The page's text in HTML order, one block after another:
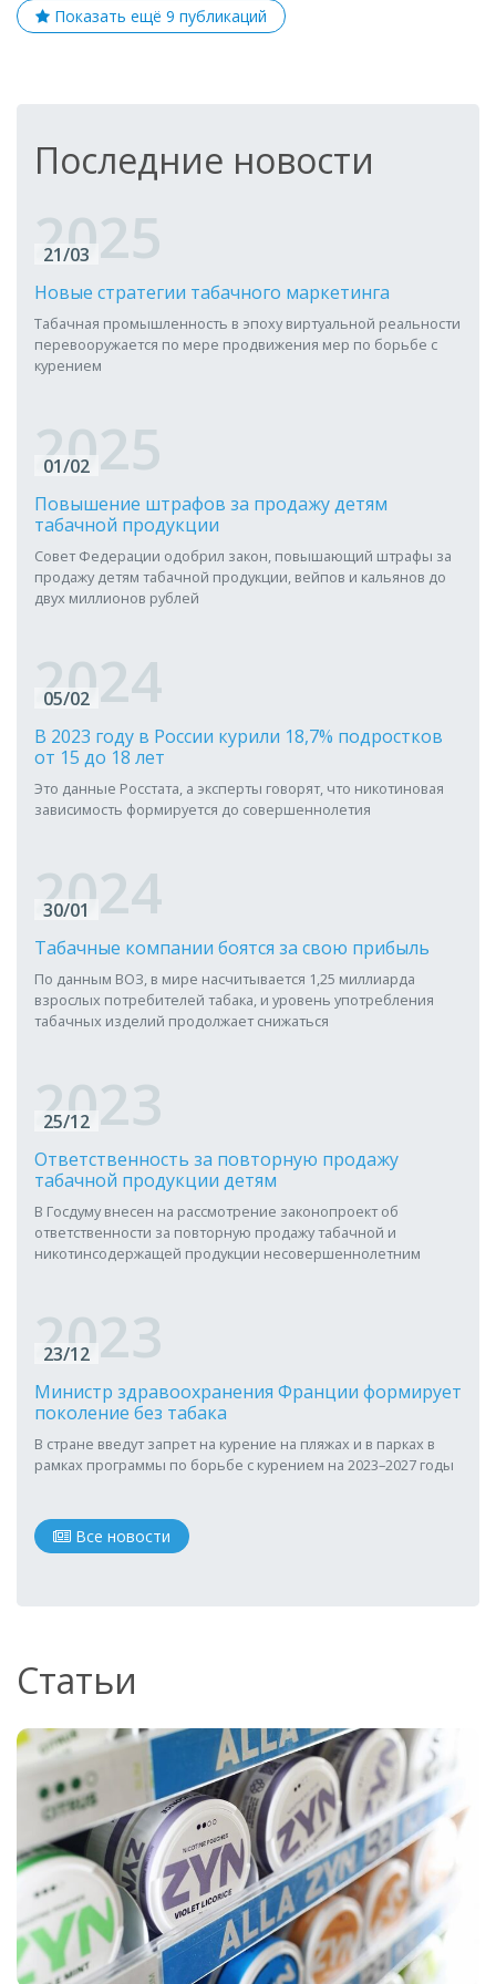
выживать, а жить, дыша полной грудью без кашля
Показать ещё 9 публикаций
Последние новости
2025
21/03
Новые стратегии табачного маркетинга
Табачная промышленность в эпоху виртуальной реальности
перевооружается по мере продвижения мер по борьбе с
курением
2025
01/02
Повышение штрафов за продажу детям
табачной продукции
Совет Федерации одобрил закон, повышающий штрафы за
продажу детям табачной продукции, вейпов и кальянов до
двух миллионов рублей
2024
05/02
В 2023 году в России курили 18,7% подростков
от 15 до 18 лет
Это данные Росстата, а эксперты говорят, что никотиновая
зависимость формируется до совершеннолетия
2024
30/01
Табачные компании боятся за свою прибыль
По данным ВОЗ, в мире насчитывается 1,25 миллиарда
взрослых потребителей табака, и уровень употребления
табачных изделий продолжает снижаться
2023
25/12
Ответственность за повторную продажу
табачной продукции детям
В Госдуму внесен на рассмотрение законопроект об
ответственности за повторную продажу табачной и
никотинсодержащей продукции несовершеннолетним
2023
23/12
Министр здравоохранения Франции формирует
поколение без табака
В стране введут запрет на курение на пляжах и в парках в
рамках программы по борьбе с курением на 2023–2027 годы
Все новости
Статьи